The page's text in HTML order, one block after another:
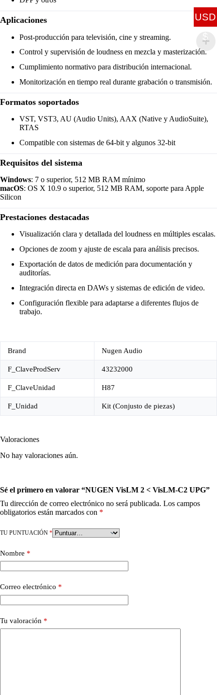
Aplicaciones
Post-producción para televisión, cine y streaming.
Control y supervisión de loudness en mezcla y masterización.
Cumplimiento normativo para distribución internacional.
Monitorización en tiempo real durante grabación o transmisión.
Formatos soportados
VST, VST3, AU (Audio Units), AAX (Native y AudioSuite),
RTAS
Compatible con sistemas de 64-bit y algunos 32-bit
Requisitos del sistema
Windows: 7 o superior, 512 MB RAM mínimo
macOS: OS X 10.9 o superior, 512 MB RAM, soporte para Apple
Silicon
Prestaciones destacadas
Visualización clara y detallada del loudness en múltiples escalas.
Opciones de zoom y ajuste de escala para análisis precisos.
Exportación de datos de medición para documentación y
auditorías.
Integración directa en DAWs y sistemas de edición de video.
Configuración flexible para adaptarse a diferentes flujos de
trabajo.
Brand Nugen Audio
F_ClaveProdServ 43232000
F_ClaveUnidad H87
F_Unidad Kit (Conjusto de piezas)
Valoraciones
No hay valoraciones aún.
Sé el primero en valorar “NUGEN VisLM 2 < VisLM-C2 UPG”
Tu dirección de correo electrónico no será publicada. Los campos
obligatorios están marcados con *
TU PUNTUACIÓN *
Nombre *
Correo electrónico *
Tu valoración *
USD
$